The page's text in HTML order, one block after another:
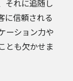
それに追随し
に信頼される
ーション力や
とも欠かせま